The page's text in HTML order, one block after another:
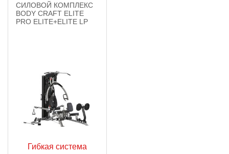
СИЛОВОЙ КОМПЛЕКС
BODY CRAFT ELITE
PRO ELITE+ELITE LP
Гибкая система